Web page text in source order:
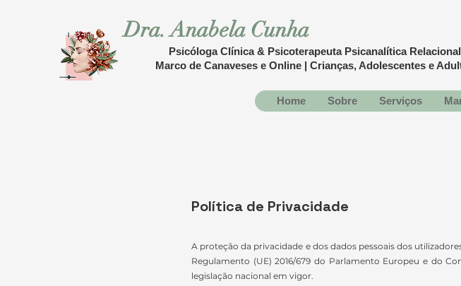
Dra. Anabela Cunha
Psicóloga Clínica & PsicoterapeutaPsicanalítica Relacional
Marco de Canaveses e Online | Crianças, Adolescentes e
Home Sobre Serviços
Política de Privacidade
A proteção da privacidade e dos dados pessoais dos
Regulamento (UE) 2016/679 do Parlamento Europeu e do
legislação nacional em vigor.